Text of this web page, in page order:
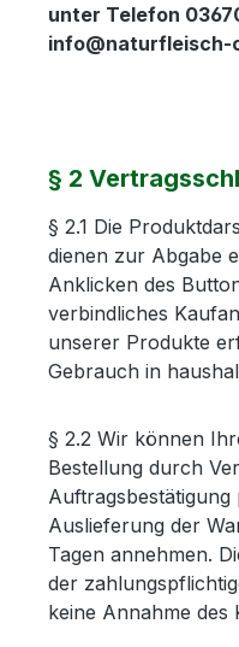
unter Telefon
info@naturfleisch-
§ 2
§ 2.1 Die
dienen zur Abgabe
Anklicken des
verbindliches
unserer Produkte
Gebrauch in
§ 2.2 Wir können
Bestellung durch
Auslieferung der
Tagen annehmen.
der
keine Annahme des